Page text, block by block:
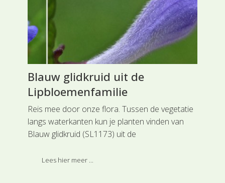
Blauw glidkruid uit de
Lipbloemenfamilie
Reis mee door onze flora. Tussen de vegetatie
langs waterkanten kun je planten vinden van
Blauw glidkruid (SL1173) uit de
Lees hier meer ...